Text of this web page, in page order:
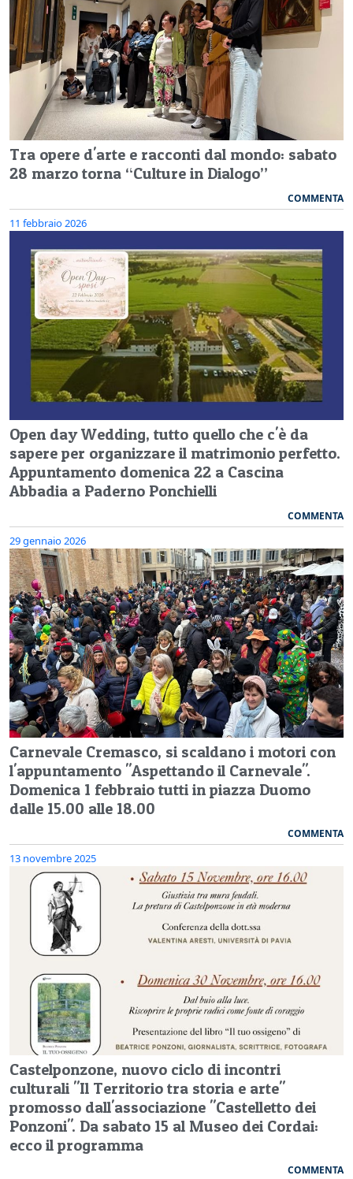
Tra opere d'arte e racconti dal mondo: sabato
28 marzo torna “Culture in Dialogo”
COMMENTA
11 febbraio 2026
Open day Wedding, tutto quello che c'è da
sapere per organizzare il matrimonio perfetto.
Appuntamento domenica 22 a Cascina
Abbadia a Paderno Ponchielli
COMMENTA
29 gennaio 2026
Carnevale Cremasco, si scaldano i motori con
l'appuntamento "Aspettando il Carnevale".
Domenica 1 febbraio tutti in piazza Duomo
dalle 15.00 alle 18.00
COMMENTA
13 novembre 2025
Castelponzone, nuovo ciclo di incontri
culturali "Il Territorio tra storia e arte"
promosso dall'associazione "Castelletto dei
Ponzoni". Da sabato 15 al Museo dei Cordai:
ecco il programma
COMMENTA